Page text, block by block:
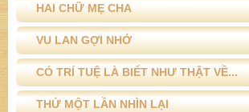
HAI CHỮ MẸ CHA
VU LAN GỢI NHỚ
CÓ TRÍ TUỆ LÀ BIẾT NHƯ THẬT VỀ...
THỬ MỘT LẦN NHÌN LẠI